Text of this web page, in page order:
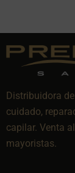
Distribuidora
cuidado,
capilar. Venta
mayoristas.